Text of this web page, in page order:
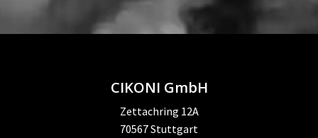
CIKONI GmbH
Zettachring 12A
70567 Stuttgart